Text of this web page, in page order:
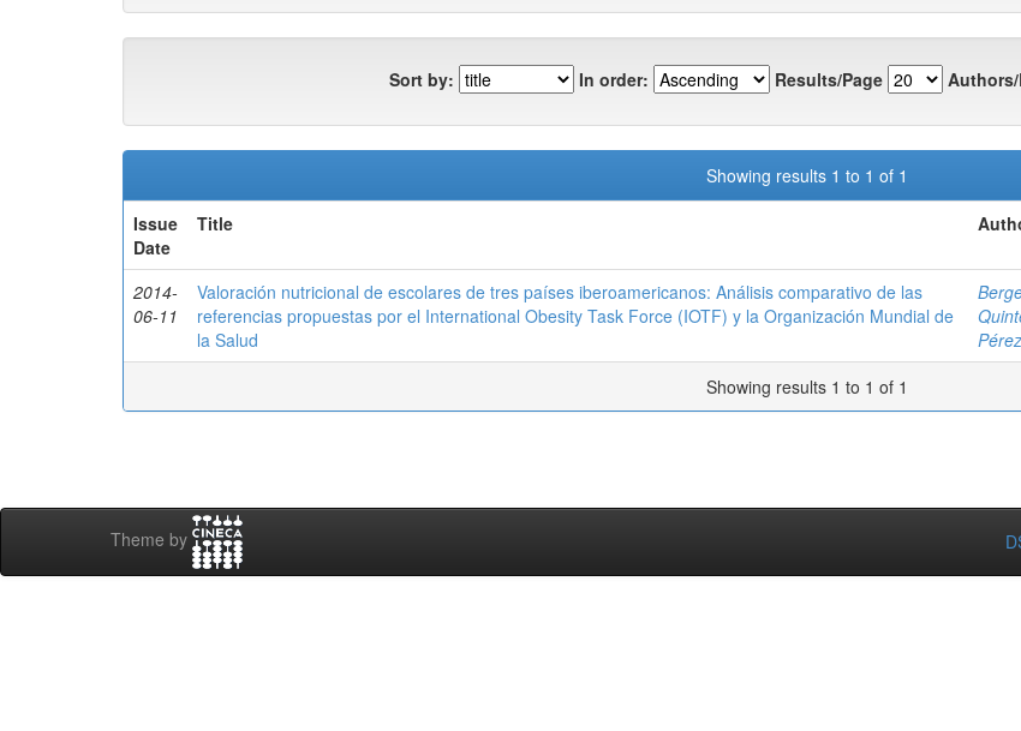
Sort by: In order: Results/Page
Showing results 1 to 1 of 1
Issue
Date
Title
2014-
06-11
Valoración nutricional de escolares de tres países iberoamericanos: Análisis comparativo de las
referencias propuestas por el International Obesity Task Force (IOTF) y la Organización Mundial de
la Salud
Showing results 1 to 1 of 1
Theme by